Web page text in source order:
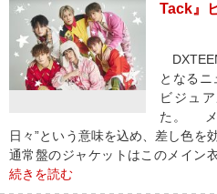
Tack』
となるニ
ビジュ
た。 メ
日々”という意味を込め、差し色を
通常盤のジャケットはこのメイン
続きを読む